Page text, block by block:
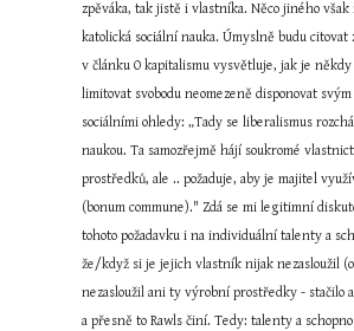
zpěváka, tak jistě i vlastníka. Něco jiného však
katolická sociální nauka. Úmyslně budu citovat
v článku O kapitalismu vysvětluje, jak je
limitovat svobodu neomezeně disponovat
sociálními ohledy: „Tady se liberalismus
naukou. Ta samozřejmě hájí soukromé
prostředků, ale .. požaduje, aby je majitel
(bonum commune)." Zdá se mi legitimní
tohoto požadavku i na individuální talenty a
že/když si je jejich vlastník nijak nezasloužil
nezasloužil ani ty výrobní prostředky - stačilo
a přesně to Rawls činí. Tedy: talenty a